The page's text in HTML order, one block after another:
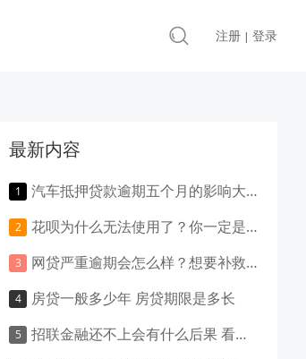
注册 | 登录
最新内容
汽车抵押贷款逾期五个月的影响大吗？负面影响大吗？
花呗为什么无法使用了？你一定是做了这些事！
网贷严重逾期会怎么样？想要补救就得这样做！
房贷一般多少年 房贷期限是多长
招联金融还不上会有什么后果 看这里就清楚了